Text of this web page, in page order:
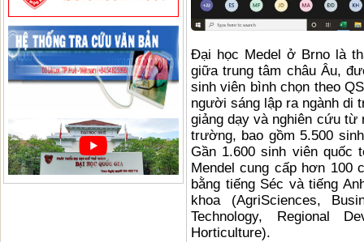
Đại học Medel ở Brno là
giữa trung tâm châu Âu,
sinh viên bình chọn theo
người sáng lập ra ngành di
giảng dạy và nghiên cứu từ
trường, bao gồm 5.500
Gần 1.600 sinh viên quốc
Mendel cung cấp hơn 100
bằng tiếng Séc và tiếng
khoa (AgriSciences,
Technology, Regional
Horticulture).